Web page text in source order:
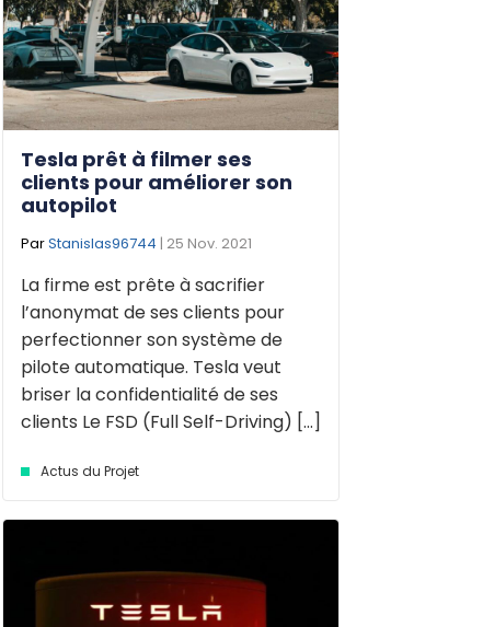
Tesla prêt à filmer ses
clients pour améliorer son
autopilot
ParStanislas96744 | 25 Nov. 2021
La firme est prête à sacrifier
l’anonymat de ses clients pour
perfectionner son système de
pilote automatique. Tesla veut
briser la confidentialité de ses
clients Le FSD (Full Self-Driving) [...]
Actus du Projet